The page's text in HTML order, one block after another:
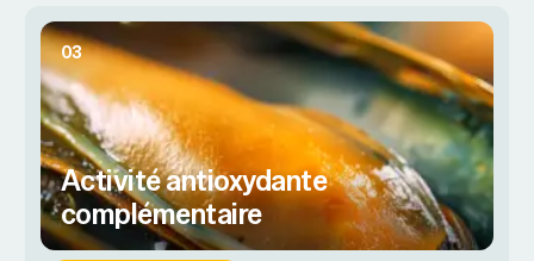
03
Activité antioxydante
complémentaire